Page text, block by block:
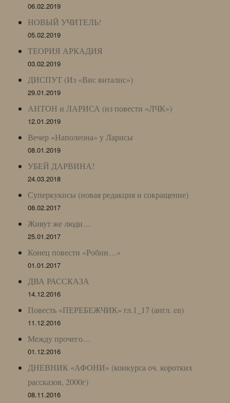
06.02.2019
НОВЫЙ УЧИТЕЛЬ!
05.02.2019
ТЕОРИЯ АРКАДИЯ
03.02.2019
ДИСПУТ (Из «Вис виталис»)
29.01.2019
АНТОН и ЛАРИСА (из повести «ЛЧК»)
12.01.2019
Вечер «Наполеона» у Ларисы
08.01.2019
УБЕЙ ДАРВИНА!
24.03.2018
Суперкукисы (новая редакция и сокращение)
08.02.2017
Живут же люди…
25.01.2017
Конец повести «Робин…»
01.01.2017
ДВА РАССКАЗА
14.12.2016
Повесть «ПЕРЕБЕЖЧИК» гл.1_17 (англ. en)
11.12.2016
Между прочего…
01.12.2016
ДНЕВНИК «АФОНИ» (конкурса оч. коротких
рассказов, 2000г)
08.11.2016